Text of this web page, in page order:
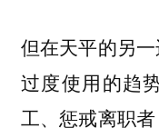
但在天平的另
过度使用的趋
工、惩戒离职